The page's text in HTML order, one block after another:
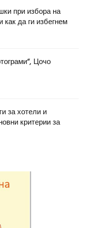
при избора на
как да ги избегнем
Цочо
за хотели и
критерии за